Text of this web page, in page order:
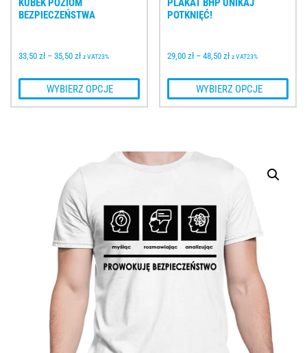
KUBEK POZIOM
BEZPIECZEŃSTWA
33,50 zł – 35,50 zł z VAT23%
WYBIERZ OPCJE
PLAKAT BHP UNIKAJ
POTKNIĘĆ!
29,00 zł – 48,50 zł z VAT23%
WYBIERZ OPCJE